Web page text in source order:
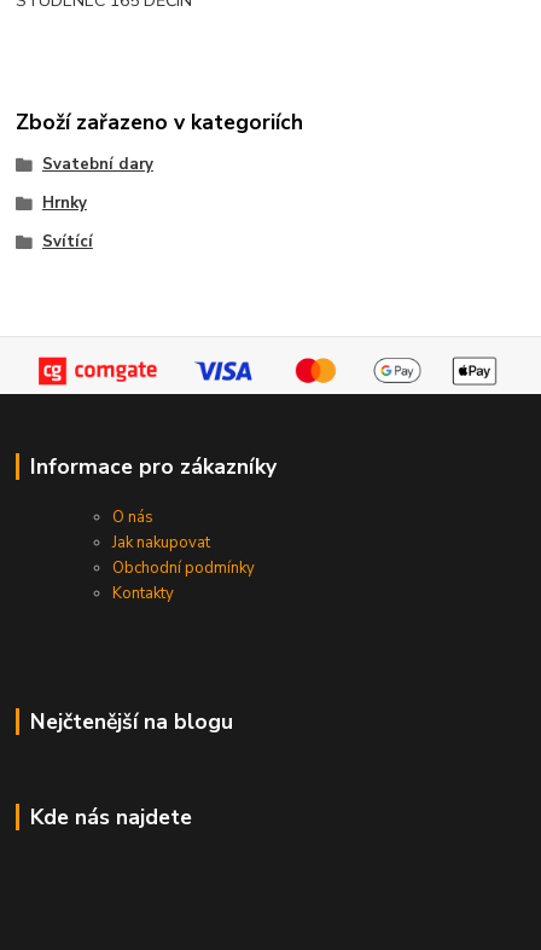
Zboží zařazeno v kategoriích
Svatební dary
Hrnky
Svítící
Informace pro zákazníky
O nás
Jak nakupovat
Obchodní podmínky
Kontakty
Nejčtenější na blogu
Kde nás najdete